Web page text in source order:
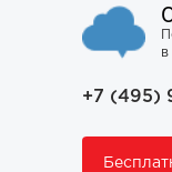
+7 (495)